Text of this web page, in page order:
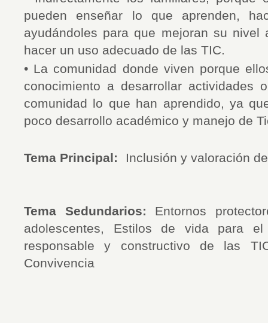
pueden enseñar lo que aprenden,
ayudándoles para que mejoran su nivel
hacer un uso adecuado de las TIC.
• La comunidad donde viven porque
conocimiento a desarrollar actividades
comunidad lo que han aprendido, ya
poco desarrollo académico y manejo de
Tema Principal: Inclusión y valoración
Tema Sedundarios: Entornos
adolescentes, Estilos de vida para el
responsable y constructivo de las
Convivencia